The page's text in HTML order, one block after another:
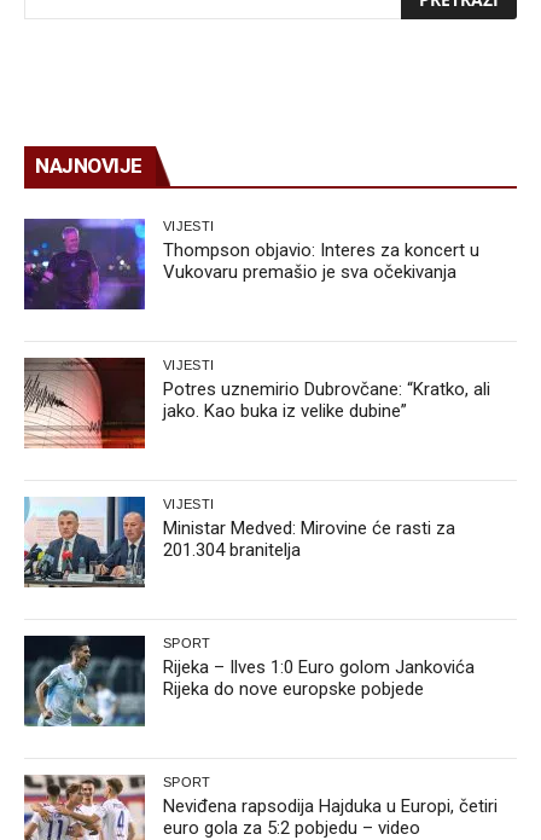
NAJNOVIJE
VIJESTI
Thompson objavio: Interes za koncert u
Vukovaru premašio je sva očekivanja
VIJESTI
Potres uznemirio Dubrovčane: “Kratko, ali
jako. Kao buka iz velike dubine”
VIJESTI
Ministar Medved: Mirovine će rasti za
201.304 branitelja
SPORT
Rijeka – Ilves 1:0 Euro golom Jankovića
Rijeka do nove europske pobjede
SPORT
Neviđena rapsodija Hajduka u Europi, četiri
euro gola za 5:2 pobjedu – video